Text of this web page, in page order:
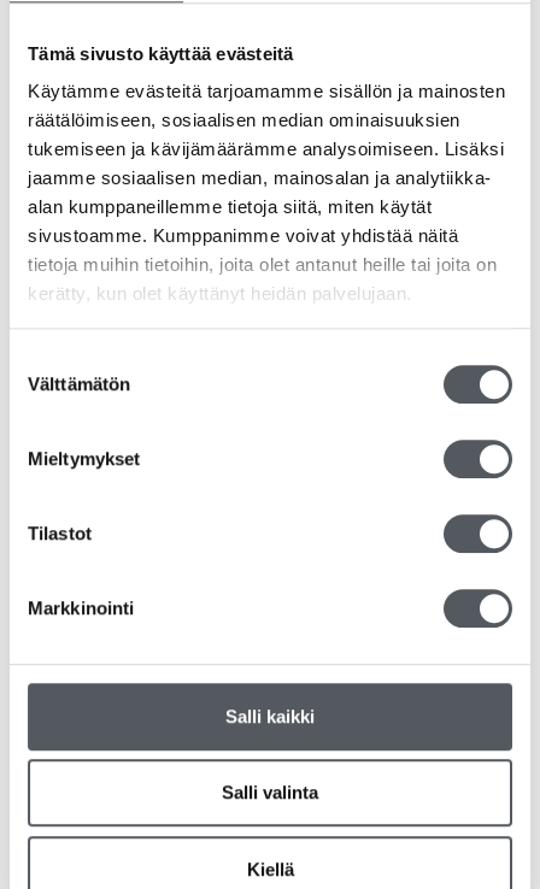
Tämä sivusto käyttää evästeitä
Käytämme evästeitä tarjoamamme sisällön ja mainosten
räätälöimiseen, sosiaalisen median ominaisuuksien
tukemiseen ja kävijämäärämme analysoimiseen. Lisäksi
jaamme sosiaalisen median, mainosalan ja analytiikka-
alan kumppaneillemme tietoja siitä, miten käytät
sivustoamme. Kumppanimme voivat yhdistää näitä
tietoja muihin tietoihin, joita olet antanut heille tai joita on
kerätty, kun olet käyttänyt heidän palvelujaan.
valinta
Välttämätön
Mieltymykset
Tilastot
Markkinointi
Salli kaikki
Salli valinta
Kiellä
Tuote on tarkoitettu vain ulkoiseen käyttöön. Vältä aineen
Tutustu myös
Lisää ostoskoriin